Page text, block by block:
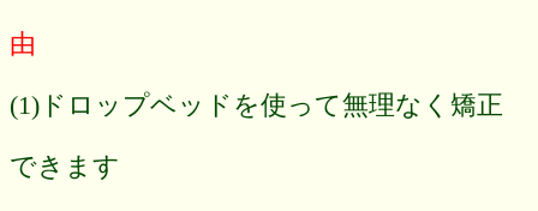
由
(1)ドロップベッドを使って無理なく矯正
できます